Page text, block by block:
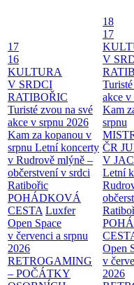
17
16
KULTURA
V SRDCI
RATIBOŘIC
Turisté zvou na své
akce v srpnu 2026
Kam za kopanou v
srpnu Letní koncerty
v Rudrově mlýně –
občerstvení v srdci
Ratibořic
POHÁDKOVÁ
CESTA Luxfer
Open Space
v červenci a srpnu
2026
RETROGAMING
– POČÁTKY
18
17
V
akce v
Kam
srpnu
ČR
V
Letní
Open
v
2026